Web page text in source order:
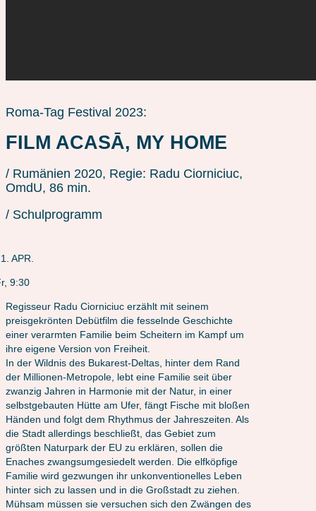
Roma-Tag Festival 2023:
FILM ACASĀ, MY HOME
/ Rumänien 2020, Regie: Radu Ciorniciuc,
OmdU, 86 min.
/ Schulprogramm
APR.
9:30
Regisseur Radu Ciorniciuc erzählt mit seinem
preisgekrönten Debütfilm die fesselnde Geschichte
einer verarmten Familie beim Scheitern im Kampf um
ihre eigene Version von Freiheit.
In der Wildnis des Bukarest-Deltas, hinter dem Rand
der Millionen-Metropole, lebt eine Familie seit über
zwanzig Jahren in Harmonie mit der Natur, in einer
selbstgebauten Hütte am Ufer, fängt Fische mit bloßen
Händen und folgt dem Rhythmus der Jahreszeiten. Als
die Stadt allerdings beschließt, das Gebiet zum
größten Naturpark der EU zu erklären, sollen die
Enaches zwangsumgesiedelt werden. Die elfköpfige
Familie wird gezwungen ihr unkonventionelles Leben
hinter sich zu lassen und in die Großstadt zu ziehen.
Mühsam müssen sie versuchen sich den Zwängen des